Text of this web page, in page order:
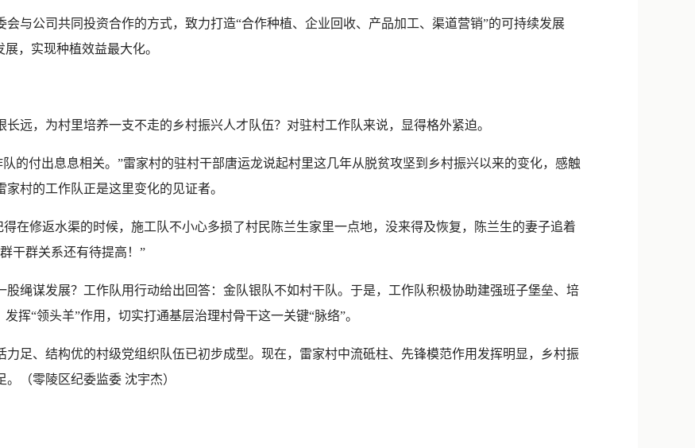
公司共同投资合作的方式，致力打造“合作种植、企业回收、产品加工、渠道营销”的可持续发展
，实现种植效益最大化。
，为村里培养一支不走的乡村振兴人才队伍？对驻村工作队来说，显得格外紧迫。
的付出息息相关。”雷家村的驻村干部唐运龙说起村里这几年从脱贫攻坚到乡村振兴以来的变化，感触
村的工作队正是这里变化的见证者。
修返水渠的时候，施工队不小心多损了村民陈兰生家里一点地，没来得及恢复，陈兰生的妻子追着
干群关系还有待提高！”
谋发展？工作队用行动给出回答：金队银队不如村干队。于是，工作队积极协助建强班子堡垒、培
挥“领头羊”作用，切实打通基层治理村骨干这一关键“脉络”。
、结构优的村级党组织队伍已初步成型。现在，雷家村中流砥柱、先锋模范作用发挥明显，乡村振
（零陵区纪委监委 沈宇杰）